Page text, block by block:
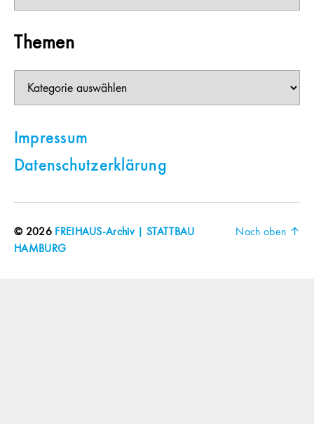
Themen
Impressum
Datenschutzerklärung
© 2026 FREIHAUS-Archiv | STATTBAU
HAMBURG
Nach oben ↑